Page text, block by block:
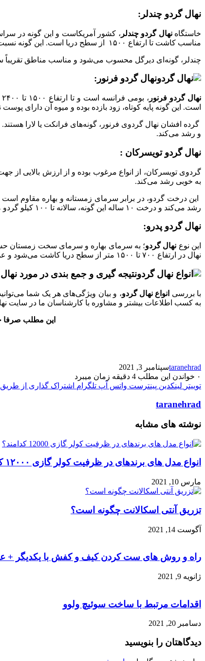
نهال گردو چندلر:
خاستگاهنهال گردو چندلر ، کشور آمریکاست و این گونه در
مناسب کاشت تا ارتفاع ۱۵۰۰ از سطح دریا است. این گونه نسبت به سرمای شدید زمستان حساس بوده، ولی نسبت به سرمای دیر هنگام بهار مقاوم است.
چندلر، گونه‌ای دیرگل محسوب می‌شود و مناسب مناطق تقریباً سرد تا معتدل است، اما پربار است و در
نهال گردو فرنور:
نهال گردو فرنور
است. این گونه پایه کوتاه، زود بازده بوده و میوه آن دارای
و رشد می‌کند.
نهال گردو تویسرکان :
گردوی تویسرکان، از انواع مرغوب بوده و از ارزش بالایی
به خوبی رشد می‌کند.
رشد می‌کند و درخت ۱۰ ساله این گونه، سالانه تا ۱۰۰ کیلو گردو می‌دهد.
نهال گردو پدرو:
این نوع نهال گردو
نهال در ارتفاع ۷۰۰ تا ۱۵۰۰ متر از سطح دریا کاشت می‌شود و عملکرد مناسبی دارد. از سال اول کشت به بار می‌نشیند و مغز آن قهوه‌ای روشن است.
نتیجه گیری و جمع بندی در مورد
با بررسی انواع نهال گردو، و بیان ویژگی‌های هر یک شما
به کسب اطلاعات بیشتر و مشاوره با کارشناسان ما در سایت
این مطلب صرفا
taranehradسپتامبر 3, 2021
۰ خواندن این مطلب 4 دقیقه زمان میبرد
توییتر لینکدین پینترست واتس آپ تلگرام اشتراک گذاری از طریق
taranehrad
نوشته های مشابه
انواع مدل های برندهای در ظرفیت کولر گازی ۱۲۰۰۰ کدامند؟
مارس 10, 2021
تزریق آنتی اسکالانت چگونه است؟
آگوست 14, 2021
راه و روش های ست کردن کیف و کفش با یکدیگر
ژانویه 9, 2021
اقدامات مرتبط با ساخت سوئیچ ولوو
دسامبر 20, 2021
دیدگاهتان را بنویسید